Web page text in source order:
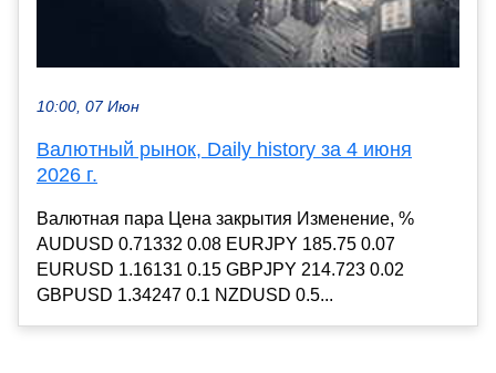
10:00, 07 Июн
Валютный рынок, Daily history за 4 июня
2026 г.
Валютная пара Цена закрытия Изменение, %
AUDUSD 0.71332 0.08 EURJPY 185.75 0.07
EURUSD 1.16131 0.15 GBPJPY 214.723 0.02
GBPUSD 1.34247 0.1 NZDUSD 0.5...